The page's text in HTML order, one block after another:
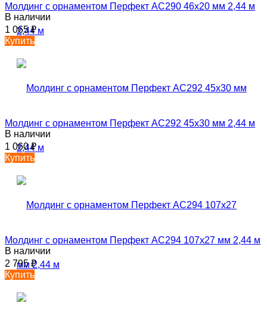
Молдинг с орнаментом Перфект AC290 46х20 мм 2,44 м
В наличии
1 065₽
Купить
Молдинг с орнаментом Перфект AC292 45х30 мм 2,44 м
В наличии
1 060₽
Купить
Молдинг с орнаментом Перфект AC294 107х27 мм 2,44 м
В наличии
2 795₽
Купить